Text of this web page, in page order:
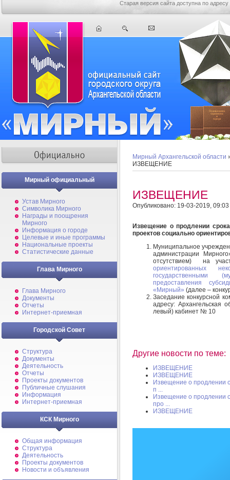
Старая версия сайта доступна по адресу
Мирный официальный
Устав Мирного
Символика Мирного
Награды и поощрения
Мирного
Информация о городе
Целевые и иные программы
Национальные проекты
Статистические данные
Глава Мирного
Глава Мирного
Документы
Отчеты
Интернет-приемная
Городской Совет
Структура
Документы
Деятельность
Отчеты
Проекты документов
Публичные слушания
Информация
Интернет-приемная
КСК Мирного
Общая информация
Структура
Деятельность
Проекты документов
Новости и объявления
Мирный Архангельской области
ИЗВЕЩЕНИЕ
ИЗВЕЩЕНИЕ
Опубликовано: 19-03-2019, 09:03
Извещение о продлении
проектов социально
Муниципальное
администрации
отсутствием) на
ориентированных
государственными
предоставления
«Мирный» (далее –
Заседание конкурсной
адресу:
левый) кабинет № 10
Другие новости по теме:
ИЗВЕЩЕНИЕ
ИЗВЕЩЕНИЕ
Извещение о продлении
п ...
Извещение о продлении
про ...
ИЗВЕЩЕНИЕ